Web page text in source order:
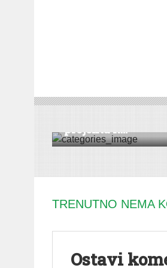
VESTI
projekta R...
TRENUTNO NEMA
Ostavi